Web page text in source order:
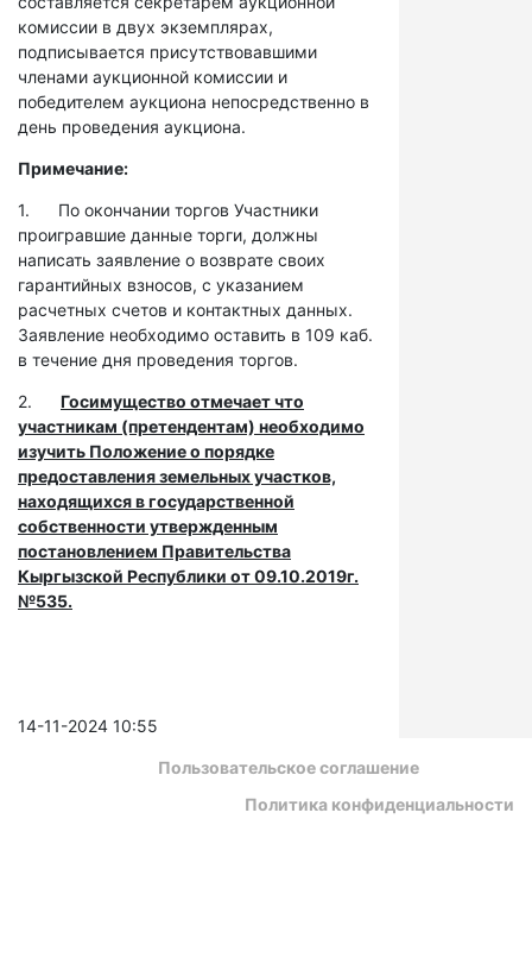
комиссии в двух экземплярах,
подписывается присутствовавшими
членами аукционной комиссии и
победителем аукциона непосредственно в
день проведения аукциона.
Примечание:
1. По окончании торгов Участники
проигравшие данные торги, должны
написать заявление о возврате своих
гарантийных взносов, с указанием
расчетных счетов и контактных данных.
Заявление необходимо оставить в 109 каб.
в течение дня проведения торгов.
2. Госимущество отмечает что
участникам (претендентам) необходимо
изучить Положение о порядке
предоставления земельных участков,
находящихся в государственной
собственности утвержденным
постановлением Правительства
Кыргызской Республики от 09.10.2019г.
№535.
14-11-2024 10:55
Пользовательское соглашение
Политика конфиденциальности